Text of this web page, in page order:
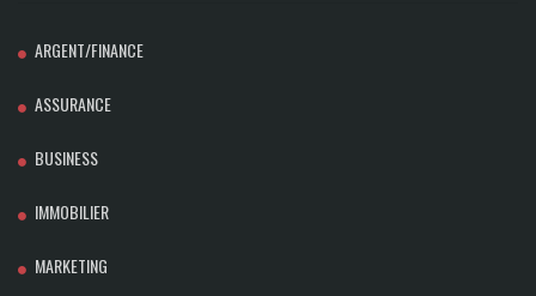
ARGENT/FINANCE
ASSURANCE
BUSINESS
IMMOBILIER
MARKETING